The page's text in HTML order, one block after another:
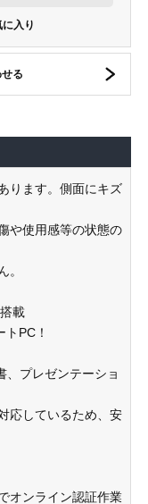
る
ります。側面にキズ
や使用感等の状態の
。
載
PC！
、プレゼンテーショ
応しているため、安
オンライン認証作業